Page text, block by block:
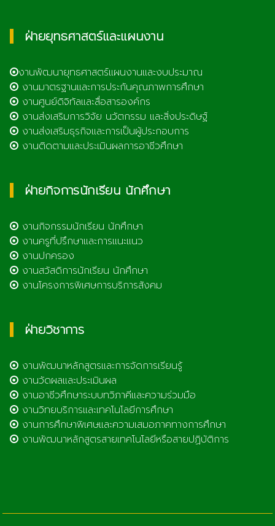
ฝ่ายยุทธศาสตร์และแผนงาน
งานพัฒนายุทธศาสตร์แผนงานและงบประมาณ
งานมาตรฐานและการประกันคุณภาพการศึกษา
งานศูนย์ดิจิทัลและสื่อสารองค์กร
งานส่งเสริมการวิจัย นวัตกรรม และสิ่งประดิษฐ์
งานส่งเสริมธุรกิจและการเป็นผู้ประกอบการ
งานติดตามและประเมินผลการอาชีวศึกษา
ฝ่ายกิจการนักเรียน นักศึกษา
งานกิจกรรมนักเรียน นักศึกษา
งานครูที่ปรึกษาและการแนะแนว
งานปกครอง
งานสวัสดิการนักเรียน นักศึกษา
งานโครงการพิเศษการบริการสังคม
ฝ่ายวิชาการ
งานพัฒนาหลักสูตรและการจัดการเรียนรู้
งานวัดผลและประเมินผล
งานอาชีวศึกษาระบบทวิภาคีและความร่วมมือ
งานวิทยบริการและเทคโนโลยีการศึกษา
งานการศึกษาพิเศษและความเสมอภาคทางการศึกษา
งานพัฒนาหลักสูตรสายเทคโนโลยีหรือสายปฏิบัติการ